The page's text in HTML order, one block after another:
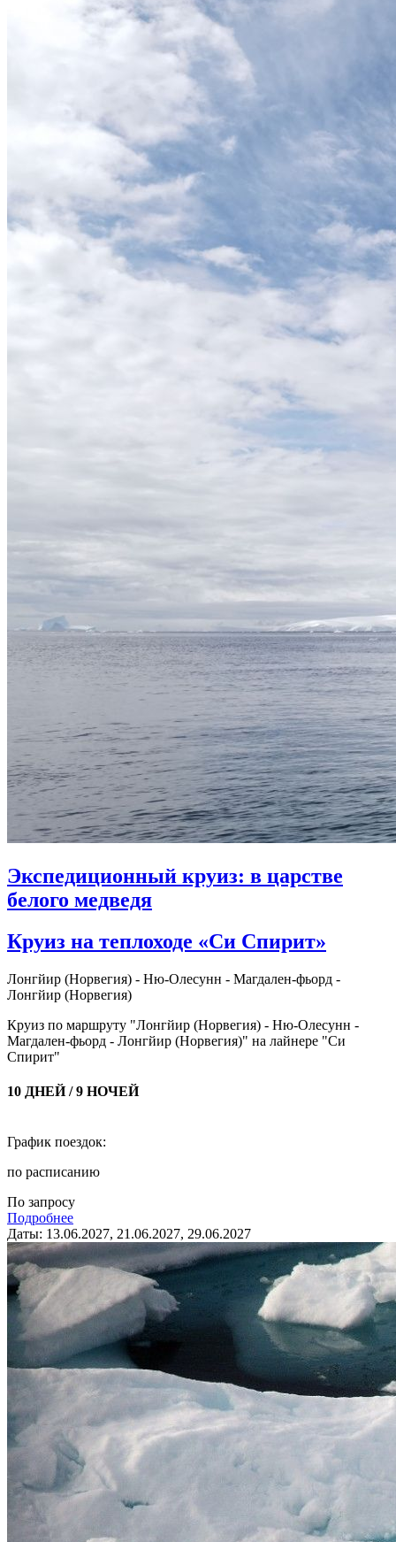
Экспедиционный круиз: в царстве
белого медведя
Круиз на теплоходе «Си Спирит»
Лонгйир (Норвегия) - Ню-Олесунн - Магдален-фьорд -
Лонгйир (Норвегия)
Круиз по маршруту "Лонгйир (Норвегия) - Ню-Олесунн -
Магдален-фьорд - Лонгйир (Норвегия)" на лайнере "Си
Спирит"
10 ДНЕЙ / 9 НОЧЕЙ
График поездок:
по расписанию
По запросу
Подробнее
Даты: 13.06.2027, 21.06.2027, 29.06.2027